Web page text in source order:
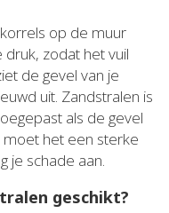
op de muur
zodat het vuil
de gevel van je
uit. Zandstralen is
als de gevel
moet het een sterke
je schade aan.
geschikt?